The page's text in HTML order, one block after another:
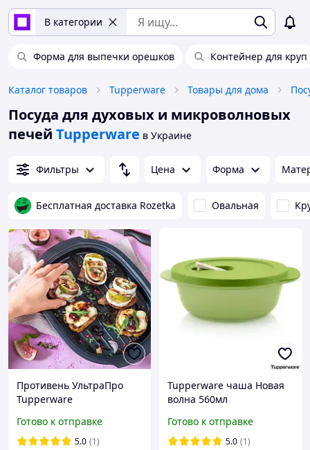
В категории
Форма для выпечки орешков Контейнер для круп
Каталог товаров Tupperware Товары для дома
Посуда для духовых и микроволновых
печей Tupperware в Украине
Фильтры Цена Форма
Бесплатная доставка Rozetka Овальная
Противень УльтраПро
Tupperware
Готово к отправке
5.0 (1)
Tupperware чаша Новая
волна 560мл
Готово к отправке
5.0 (1)